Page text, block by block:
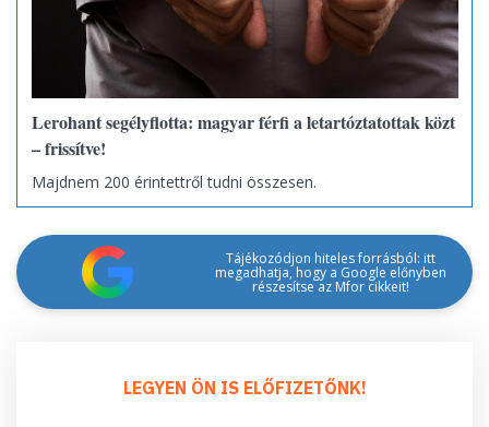
Lerohant segélyflotta: magyar férfi a letartóztatottak közt
– frissítve!
Majdnem 200 érintettről tudni összesen.
Tájékozódjon hiteles forrásból: itt
megadhatja, hogy a Google előnyben
részesítse az Mfor cikkeit!
LEGYEN ÖN IS ELŐFIZETŐNK!